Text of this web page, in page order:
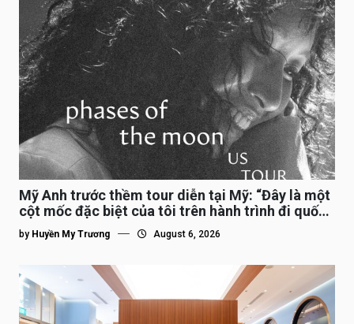
Mỹ Anh trước thềm tour diễn tại Mỹ: “Đây là một
cột mốc đặc biệt của tôi trên hành trình đi quốc
tế”
by Huyền My Trương August 6, 2026